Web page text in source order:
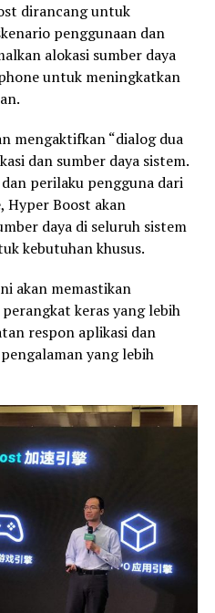
dirancang untuk
penggunaan dan
alokasi sumber daya
untuk meningkatkan
mengaktifkan “dialog dua
dan sumber daya sistem.
perilaku pengguna dari
Hyper Boost akan
daya di seluruh sistem
kebutuhan khusus.
akan memastikan
keras yang lebih
respon aplikasi dan
yang lebih